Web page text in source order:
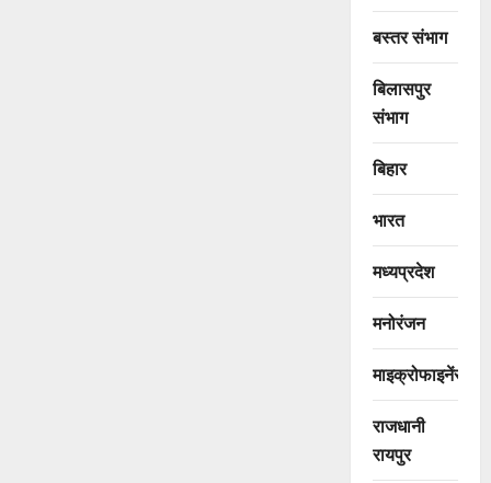
बस्तर संभाग
बिलासपुर
संभाग
बिहार
भारत
मध्यप्रदेश
मनोरंजन
माइक्रोफाइनेंस
राजधानी
रायपुर